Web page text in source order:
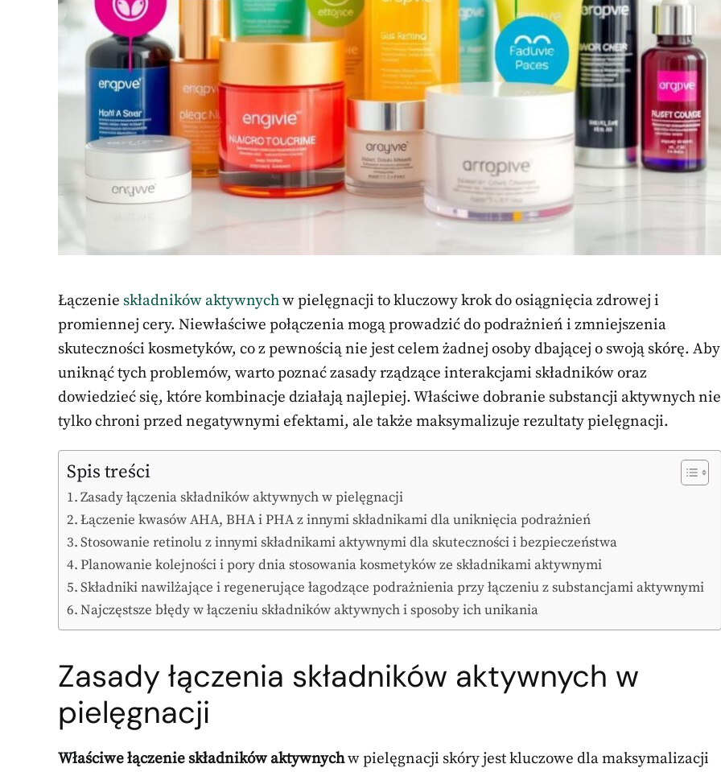
Łączenie składników aktywnychw pielęgnacji to kluczowy krok do osiągnięcia zdrowej i
promiennej cery. Niewłaściwe połączenia mogą prowadzić do podrażnień i zmniejszenia
skuteczności kosmetyków, co z pewnością nie jest celem żadnej osoby dbającej o swoją skórę. Aby
uniknąć tych problemów, warto poznać zasady rządzące interakcjami składników oraz
dowiedzieć się, które kombinacje działają najlepiej. Właściwe dobranie substancji aktywnych nie
tylko chroni przed negatywnymi efektami, ale także maksymalizuje rezultaty pielęgnacji.
Spis treści
Zasady łączenia składników aktywnych w pielęgnacji
Łączenie kwasów AHA, BHA i PHA z innymi składnikami dla uniknięcia podrażnień
Stosowanie retinolu z innymi składnikami aktywnymi dla skuteczności i bezpieczeństwa
Planowanie kolejności i pory dnia stosowania kosmetyków ze składnikami aktywnymi
Składniki nawilżające i regenerujące łagodzące podrażnienia przy łączeniu z substancjami aktywnymi
Najczęstsze błędy w łączeniu składników aktywnych i sposoby ich unikania
Zasady łączenia składników aktywnych w
pielęgnacji
Właściwe łączenie składników aktywnychw pielęgnacji skóry jest kluczowe dla maksymalizacji